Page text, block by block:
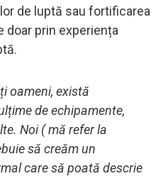
de luptă sau fortificarea
doar prin experiența
oameni, există
de echipamente,
Noi ( mă refer la
să creăm un
care să poată descrie